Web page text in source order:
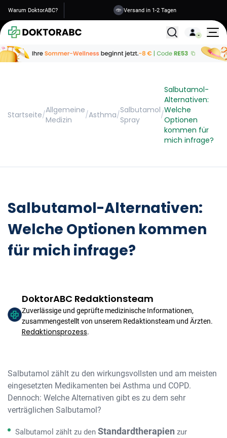
Warum DoktorABC? Versand in 1-2 Tagen
Sichere Informationen
Alle
Startseite/Allgemeine
Medizin
/Asthma/Salbutamol
Spray
/
Salbutamol-
Alternativen:
Welche
Optionen
kommen für
mich infrage?
Salbutamol-Alternativen:
Welche Optionen kommen
für mich infrage?
DoktorABC Redaktionsteam
Zuverlässige und geprüfte medizinische Informationen,
zusammengestellt von unserem Redaktionsteam und Ärzten.
Redaktionsprozess.
Salbutamol zählt zu den wirkungsvollsten und am meisten
eingesetzten Medikamenten bei Asthma und COPD.
Dennoch: Welche Alternativen gibt es zu dem sehr
verträglichen Salbutamol?
Salbutamol zählt zu den Standardtherapien zur